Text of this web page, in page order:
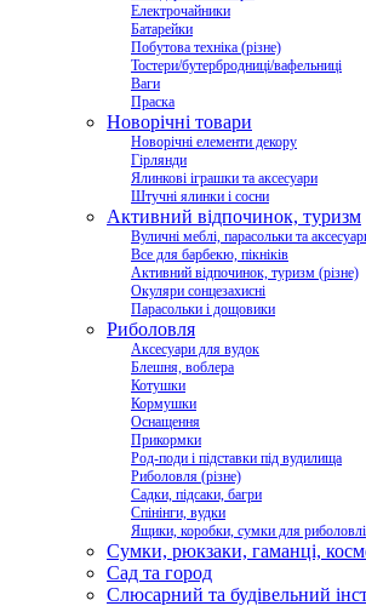
Електрочайники
Батарейки
Побутова техніка (різне)
Тостери/бутербродниці/вафельниці
Ваги
Праска
Новорічні товари
Новорічні елементи декору
Гірлянди
Ялинкові іграшки та аксесуари
Штучні ялинки і сосни
Активний відпочинок, туризм
Вуличні меблі, парасольки та
Все для барбекю, пікніків
Активний відпочинок, туризм (різне)
Окуляри сонцезахисні
Парасольки і дощовики
Риболовля
Аксесуари для вудок
Блешня, воблера
Котушки
Кормушки
Оснащення
Прикормки
Род-поди і підставки під вудилища
Риболовля (різне)
Садки, підсаки, багри
Спінінги, вудки
Ящики, коробки, сумки для риболовлі
Сумки, рюкзаки, гаманці,
Сад та город
Слюсарний та будівельний